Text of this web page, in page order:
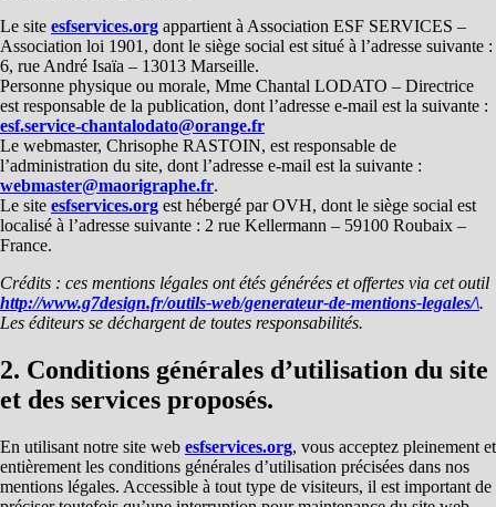
Le site esfservices.org appartient à Association ESF SERVICES –
Association loi 1901, dont le siège social est situé à l’adresse suivante :
6, rue André Isaïa – 13013 Marseille.
Personne physique ou morale, Mme Chantal LODATO – Directrice
est responsable de la publication, dont l’adresse e-mail est la suivante :
esf.service-chantalodato@orange.fr
Le webmaster, Chrisophe RASTOIN, est responsable de
l’administration du site, dont l’adresse e-mail est la suivante :
webmaster@maorigraphe.fr.
Le site esfservices.org est hébergé par OVH, dont le siège social est
localisé à l’adresse suivante : 2 rue Kellermann – 59100 Roubaix –
France.
Crédits : ces mentions légales ont étés générées et offertes via cet outil
http://www.g7design.fr/outils-web/generateur-de-mentions-legales/\.
Les éditeurs se déchargent de toutes responsabilités.
2. Conditions générales d’utilisation du site
et des services proposés.
En utilisant notre site web esfservices.org, vous acceptez pleinement et
entièrement les conditions générales d’utilisation précisées dans nos
mentions légales. Accessible à tout type de visiteurs, il est important de